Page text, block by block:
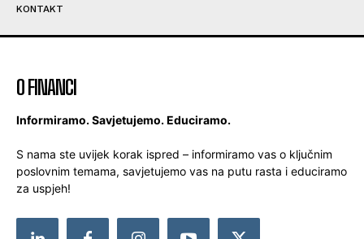
KONTAKT
O FINANCI
Informiramo. Savjetujemo. Educiramo.
S nama ste uvijek korak ispred – informiramo vas o ključnim
poslovnim temama, savjetujemo vas na putu rasta i educiramo
za uspjeh!